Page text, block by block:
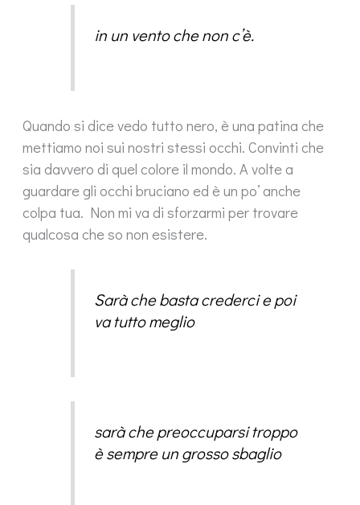
in un vento che non c’è.
Quando si dice vedo tutto nero, è una patina che
mettiamo noi sui nostri stessi occhi. Convinti che
sia davvero di quel colore il mondo. A volte a
guardare gli occhi bruciano ed è un po’ anche
colpa tua. Non mi va di sforzarmi per trovare
qualcosa che so non esistere.
Sarà che basta crederci e poi
va tutto meglio
sarà che preoccuparsi troppo
è sempre un grosso sbaglio